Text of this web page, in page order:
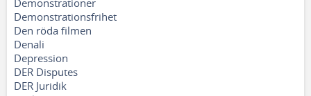
Demonstrationer
Demonstrationsfrihet
Den röda filmen
Denali
Depression
DER Disputes
DER Juridik